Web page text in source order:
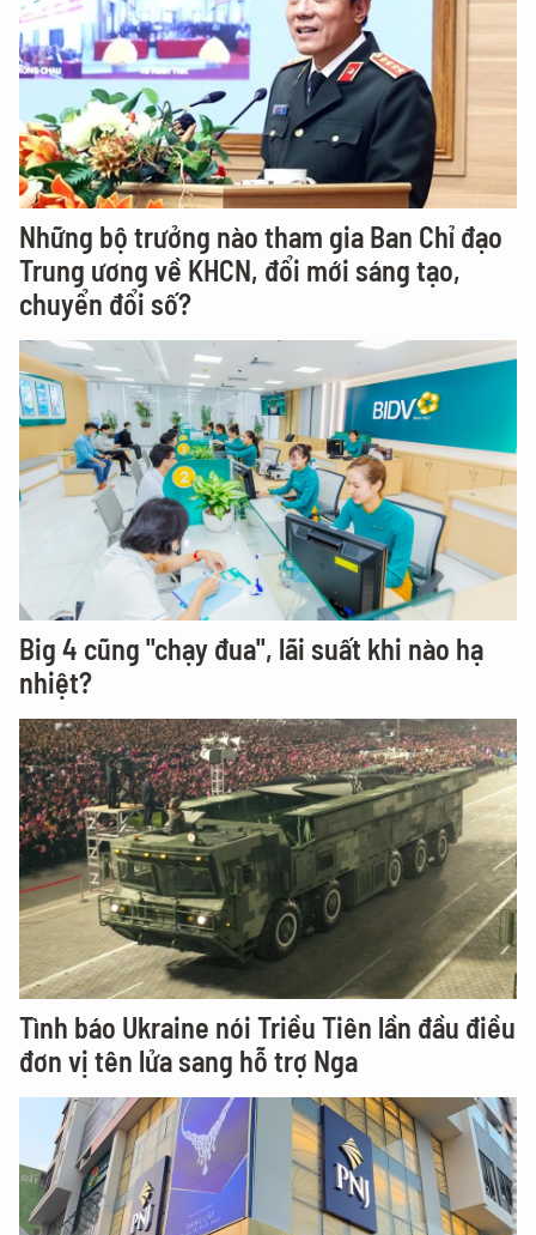
Những bộ trưởng nào tham gia Ban Chỉ đạo
Trung ương về KHCN, đổi mới sáng tạo,
chuyển đổi số?
Big 4 cũng "chạy đua", lãi suất khi nào hạ
nhiệt?
Tình báo Ukraine nói Triều Tiên lần đầu điều
đơn vị tên lửa sang hỗ trợ Nga